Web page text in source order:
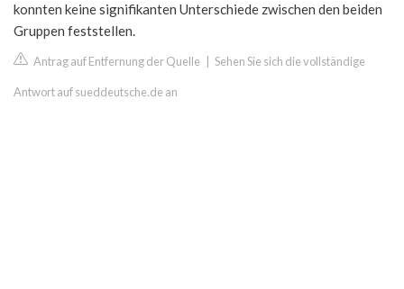
konnten keine signifikanten Unterschiede zwischen den beiden
Gruppen feststellen.
Antrag auf Entfernung der Quelle Sehen Sie sich die vollständige
Antwort auf sueddeutsche.de an